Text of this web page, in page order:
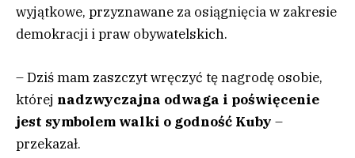
wyjątkowe, przyznawane za osiągnięcia w zakresie
demokracji i praw obywatelskich.
– Dziś mam zaszczyt wręczyć tę nagrodę osobie,
której nadzwyczajna odwaga i poświęcenie
jest symbolem walki o godność Kuby –
przekazał.